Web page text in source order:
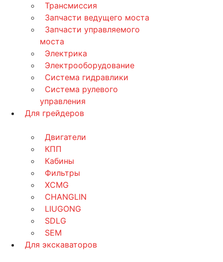
Трансмиссия
Запчасти ведущего моста
Запчасти управляемого
моста
Электрика
Электрооборудование
Система гидравлики
Система рулевого
управления
Для грейдеров
Двигатели
КПП
Кабины
Фильтры
XCMG
CHANGLIN
LIUGONG
SDLG
SEM
Для экскаваторов